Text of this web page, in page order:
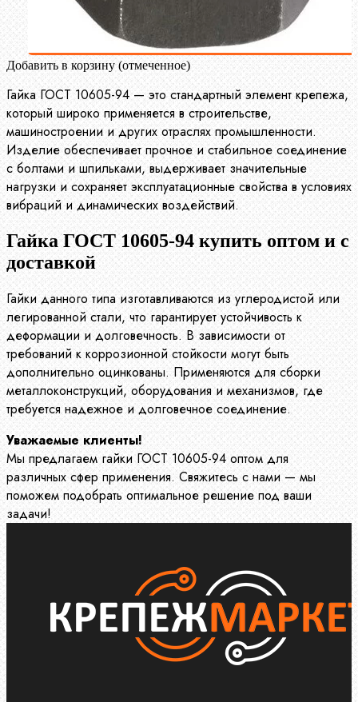
Добавить в корзину (отмеченное)
Гайка ГОСТ 10605-94 — это стандартный элемент крепежа,
который широко применяется в строительстве,
машиностроении и других отраслях промышленности.
Изделие обеспечивает прочное и стабильное соединение
с болтами и шпильками, выдерживает значительные
нагрузки и сохраняет эксплуатационные свойства в условиях
вибраций и динамических воздействий.
Гайка ГОСТ 10605-94 купить оптом и с
доставкой
Гайки данного типа изготавливаются из углеродистой или
легированной стали, что гарантирует устойчивость к
деформации и долговечность. В зависимости от
требований к коррозионной стойкости могут быть
дополнительно оцинкованы. Применяются для сборки
металлоконструкций, оборудования и механизмов, где
требуется надежное и долговечное соединение.
Уважаемые клиенты!
Мы предлагаем гайки ГОСТ 10605-94 оптом для
различных сфер применения. Свяжитесь с нами — мы
поможем подобрать оптимальное решение под ваши
задачи!